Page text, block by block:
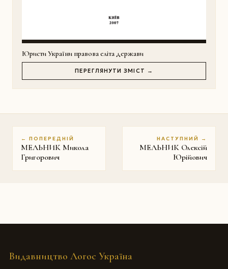
Юристи України правова еліта держави
ПЕРЕГЛЯНУТИ ЗМІСТ →
← ПОПЕРЕДНІЙ
МЕЛЬНИК Микола
Григорович
НАСТУПНИЙ →
МЕЛЬНИК Олексій
Юрійович
Видавництво Логос Україна